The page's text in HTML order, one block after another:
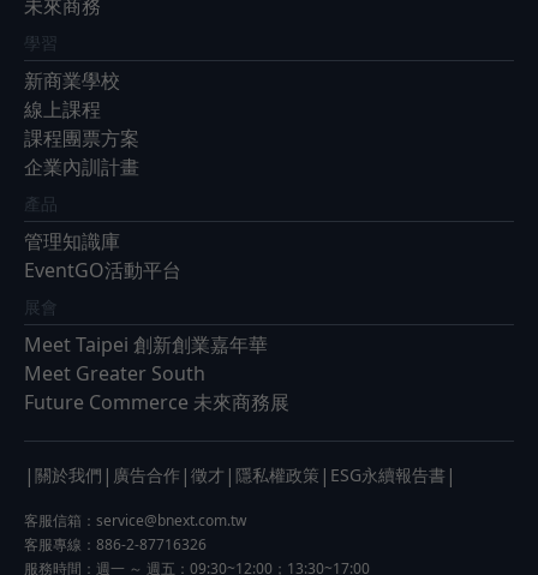
未來商務
學習
新商業學校
線上課程
課程團票方案
企業內訓計畫
產品
管理知識庫
EventGO活動平台
展會
Meet Taipei 創新創業嘉年華
Meet Greater South
Future Commerce 未來商務展
| 關於我們 | 廣告合作 | 徵才 | 隱私權政策 | ESG永續報告書 |
客服信箱： service@bnext.com.tw
客服專線：886-2-87716326
服務時間：週一 ～ 週五：09:30~12:00；13:30~17:00